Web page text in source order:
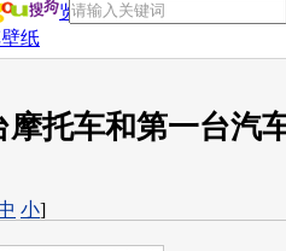
览器
赏
纸
摩托车和第一台汽
小]